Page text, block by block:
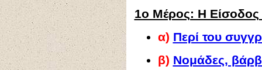
1ο Μέρος: Η
α) Περί του
β) Νομάδες,